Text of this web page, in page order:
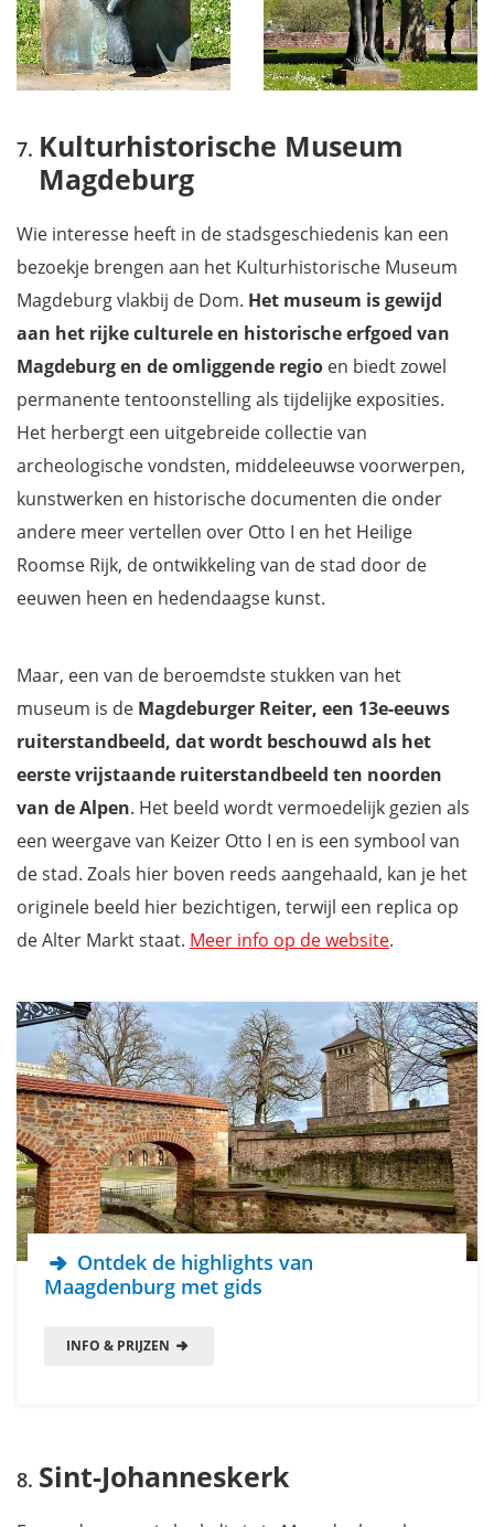
Kulturhistorische Museum
Magdeburg
Wie interesse heeft in de stadsgeschiedenis kan een
bezoekje brengen aan het Kulturhistorische Museum
Magdeburg vlakbij de Dom. Het museum is gewijd
aan het rijke culturele en historische erfgoed van
Magdeburg en de omliggende regio en biedt zowel
permanente tentoonstelling als tijdelijke exposities.
Het herbergt een uitgebreide collectie van
archeologische vondsten, middeleeuwse voorwerpen,
kunstwerken en historische documenten die onder
andere meer vertellen over Otto I en het Heilige
Roomse Rijk, de ontwikkeling van de stad door de
eeuwen heen en hedendaagse kunst.
Maar, een van de beroemdste stukken van het
museum is de Magdeburger Reiter, een 13e-eeuws
ruiterstandbeeld, dat wordt beschouwd als het
eerste vrijstaande ruiterstandbeeld ten noorden
van de Alpen. Het beeld wordt vermoedelijk gezien als
een weergave van Keizer Otto I en is een symbool van
de stad. Zoals hier boven reeds aangehaald, kan je het
originele beeld hier bezichtigen, terwijl een replica op
de Alter Markt staat. Meer info op de website.
Ontdek de highlights van
Maagdenburg met gids
INFO & PRIJZEN
Sint-Johanneskerk